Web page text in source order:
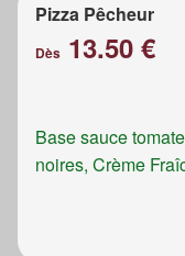
Pizza Pêcheur
Dès 13.50 €
Base sauce
noires, Crème